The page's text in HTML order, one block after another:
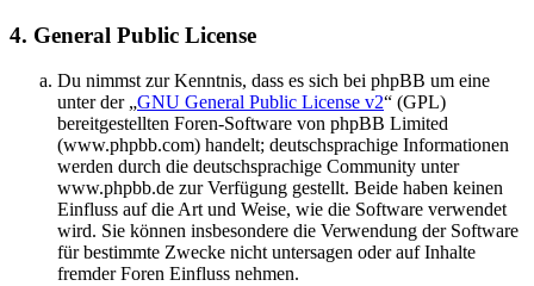
4. General Public License
Du nimmst zur Kenntnis, dass es sich bei phpBB um eine
unter der „GNU General Public License v2“ (GPL)
bereitgestellten Foren-Software von phpBB Limited
(www.phpbb.com) handelt; deutschsprachige Informationen
werden durch die deutschsprachige Community unter
www.phpbb.de zur Verfügung gestellt. Beide haben keinen
Einfluss auf die Art und Weise, wie die Software verwendet
wird. Sie können insbesondere die Verwendung der Software
für bestimmte Zwecke nicht untersagen oder auf Inhalte
fremder Foren Einfluss nehmen.